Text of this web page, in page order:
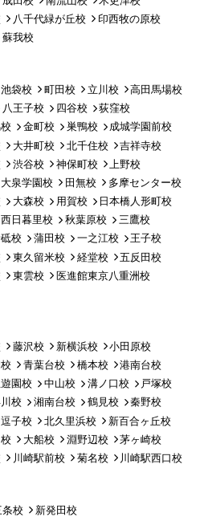
八千代緑が丘校
印西牧の原校
蘇我校
池袋校 町田校 立川校
高田馬場校
八王子校 四谷校
荻窪校
金町校 巣鴨校
成城学園前校
大井町校 北千住校
吉祥寺校
渋谷校 神保町校
上野校
大泉学園校 田無校
多摩センター校
大森校 用賀校
日本橋人形町校
西日暮里校 秋葉原校
三鷹校
校 蒲田校 一之江校
王子校
東久留米校 経堂校
五反田校
東雲校
医進館東京八重洲校
藤沢校 新横浜校
小田原校
青葉台校 橋本校
港南台校
園校 中山校 溝ノ口校
戸塚校
校 湘南台校 鶴見校
秦野校
逗子校 北久里浜校
新百合ヶ丘校
大船校 淵野辺校
茅ヶ崎校
川崎駅前校 菊名校 川崎駅西口校
条校 新発田校